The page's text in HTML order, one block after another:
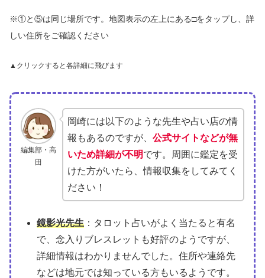
※①と⑤は同じ場所です。地図表示の左上にある□をタップし、詳
しい住所をご確認ください
▲クリックすると各詳細に飛びます
編集部・高
田
岡崎には以下のような先生や占い店の情
報もあるのですが、公式サイトなどが無
いため詳細が不明です。周囲に鑑定を受
けた方がいたら、情報収集をしてみてく
ださい！
鏡影光先生 ：タロット占いがよく当たると有名
で、念入りブレスレットも好評のようですが、
詳細情報はわかりませんでした。住所や連絡先
などは地元では知っている方もいるようです。